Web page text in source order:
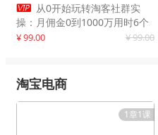
 从0开始玩转淘客社群实
操：月佣金0到1000万用时6个
月
¥ 99.00 ¥ 99.00
淘宝电商
1章1课